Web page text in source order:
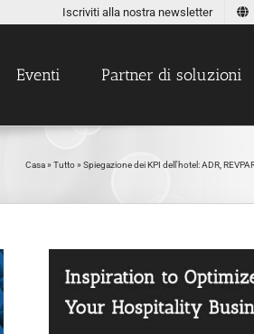
Iscriviti alla nostra newsletter
Eventi Partner di soluzioni
Casa» Tutto» Spiegazione dei KPI dell'hotel: ADR,